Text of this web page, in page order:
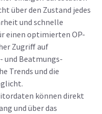
über den Zustand jedes
und schnelle
einen optimierten OP-
Zugriff auf
und Beatmungs-
Trends und die
können direkt
und über das